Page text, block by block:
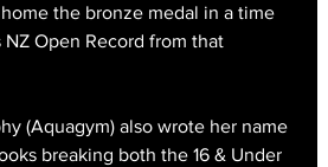
the bronze medal in a time
Open Record from that
(Aquagym) also wrote her name
breaking both the 16 & Under